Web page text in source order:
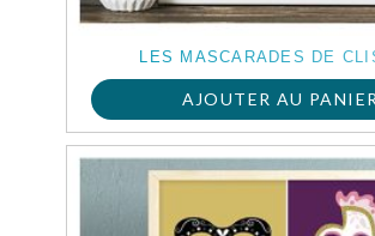
page
LES MASCARADES DE
AJOUTER AU